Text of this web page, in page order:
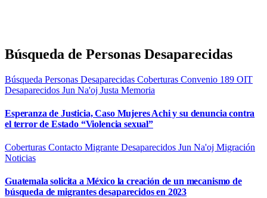
Búsqueda de Personas Desaparecidas
Búsqueda Personas Desaparecidas Coberturas Convenio 189 OIT
Desaparecidos Jun Na'oj Justa Memoria
Esperanza de Justicia, Caso Mujeres Achi y su denuncia contra
el terror de Estado “Violencia sexual”
Coberturas Contacto Migrante Desaparecidos Jun Na'oj Migración
Noticias
Guatemala solicita a México la creación de un mecanismo de
búsqueda de migrantes desaparecidos en 2023